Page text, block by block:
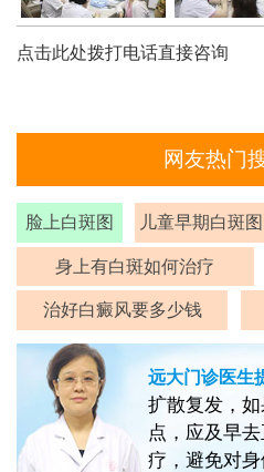
点击此处拨打电话直接咨询
网友热门
脸上白斑图 儿童早期白斑图
身上有白斑如何治疗
治好白癜风要多少钱
远大门诊医生
扩散复发，
点，应及早
疗，避免对